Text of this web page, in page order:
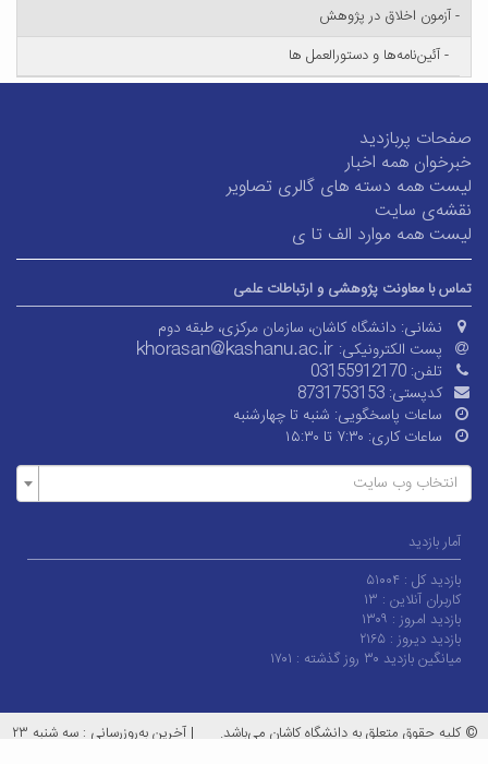
- آزمون اخلاق در پژوهش
- آئین‌نامه‌ها و دستورالعمل ها
صفحات پربازدید
خبرخوان همه اخبار
لیست همه دسته های گالری تصاویر
نقشه‌ی سایت
لیست همه موارد الف تا ی
تماس با معاونت پژوهشی و ارتباطات علمی
نشانی: دانشگاه کاشان، سازمان مرکزی، طبقه دوم
پست الکترونیکی:
تلفن: 03155912170
کدپستی: 8731753153
ساعات پاسخگویی: شنبه تا چهارشنبه
ساعات کاری: ۷:۳۰ تا ۱۵:۳۰
انتخاب وب سایت
آمار بازدید
بازدید کل : ۵۱۰۰۴
کاربران آنلاین : ۱۳
بازدید امروز : ۱۳۰۹
بازدید دیروز : ۲۱۶۵
میانگین بازدید ۳۰ روز گذشته :
۱۷۰۱
© کلیه حقوق متعلق به دانشگاه کاشان می‌باشد. |
آخرین به‌روزرسانی : سه شنبه ۲۳